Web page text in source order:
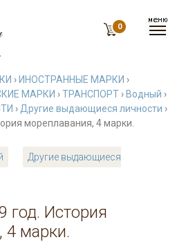
0
› ИНОСТРАННЫЕ МАРКИ ›
МАРКИ ›ТРАНСПОРТ › Водный ›
› Другие выдающиеся личности ›
мореплавания, 4 марки.
Другие выдающиеся
год. История
4 марки.